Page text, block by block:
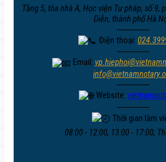
Tầng 5, tòa nhà A, Học viện Tư pháp, số 9,
Diễn, thành phố Hà
─────
Điện thoại:
─────
Email:
─────
Website:
─────
Thời gian làm
08:00 - 12:00, 13:00 - 17:00;